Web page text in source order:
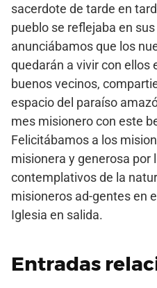
sacerdote de tarde en
pueblo se reflejaba en
anunciábamos que los
quedarán a vivir con ellos
buenos vecinos,
espacio del paraíso
mes misionero con este
Felicitábamos a los
misionera y generosa por
contemplativos de la
misioneros ad-gentes en
Iglesia en salida.
Entradas